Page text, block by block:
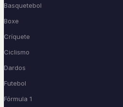
Basquetebol
Boxe
Críquete
Ciclismo
Dardos
Futebol
Fórmula 1